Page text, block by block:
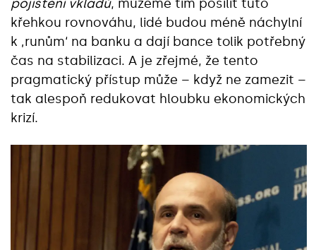
pojištění vkladů, můžeme tím posílit tuto
křehkou rovnováhu, lidé budou méně náchylní
k ‚runům‘ na banku a dají bance tolik potřebný
čas na stabilizaci. A je zřejmé, že tento
pragmatický přístup může – když ne zamezit –
tak alespoň redukovat hloubku ekonomických
krizí.